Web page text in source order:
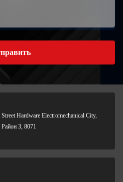
Hardware Electromechanical City,
3, 8071